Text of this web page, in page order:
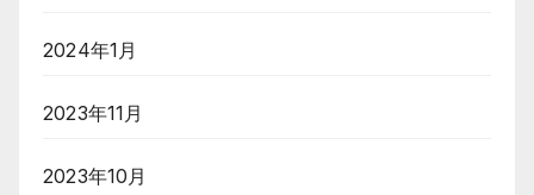
2024年1月
2023年11月
2023年10月